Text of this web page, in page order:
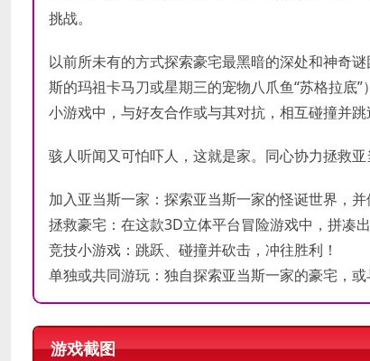
挑战。
以前所未有的方式探索豪宅最黑暗的深处和神奇
斯的玛祖卡马刀或星期三的宠物八爪鱼“苏格拉底
小游戏中，与好友合作或与其对抗，相互碰撞并
骇人听闻又可怕吓人，这就是家。同心协力拯救
加入亚当斯一家：探索亚当斯一家的怪诞世界，
拯救豪宅：在这款3D立体平台冒险游戏中，拼凑
竞技小游戏：跳跃、碰撞并砍击，冲往胜利！
单独或共同游玩：独自探索亚当斯一家的豪宅，或
游戏截图